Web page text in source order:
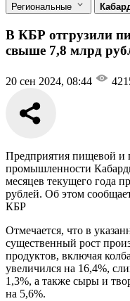
Региональные
В КБР отгрузили
свыше 7,8 млрд
20 сен 2024, 08:44
Предприятия пищевой и
промышленности
месяцев текущего года
рублей. Об этом
КБР
Отмечается, что в
существенный рост
продуктов, включая
увеличился на 16,4%,
1,3%, а также сыры и
на 5,6%.